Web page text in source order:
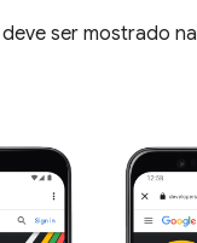
ser mostrado